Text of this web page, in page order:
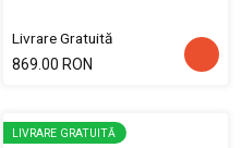
Livrare Gratuită
869.00 RON
LIVRARE GRATUITĂ